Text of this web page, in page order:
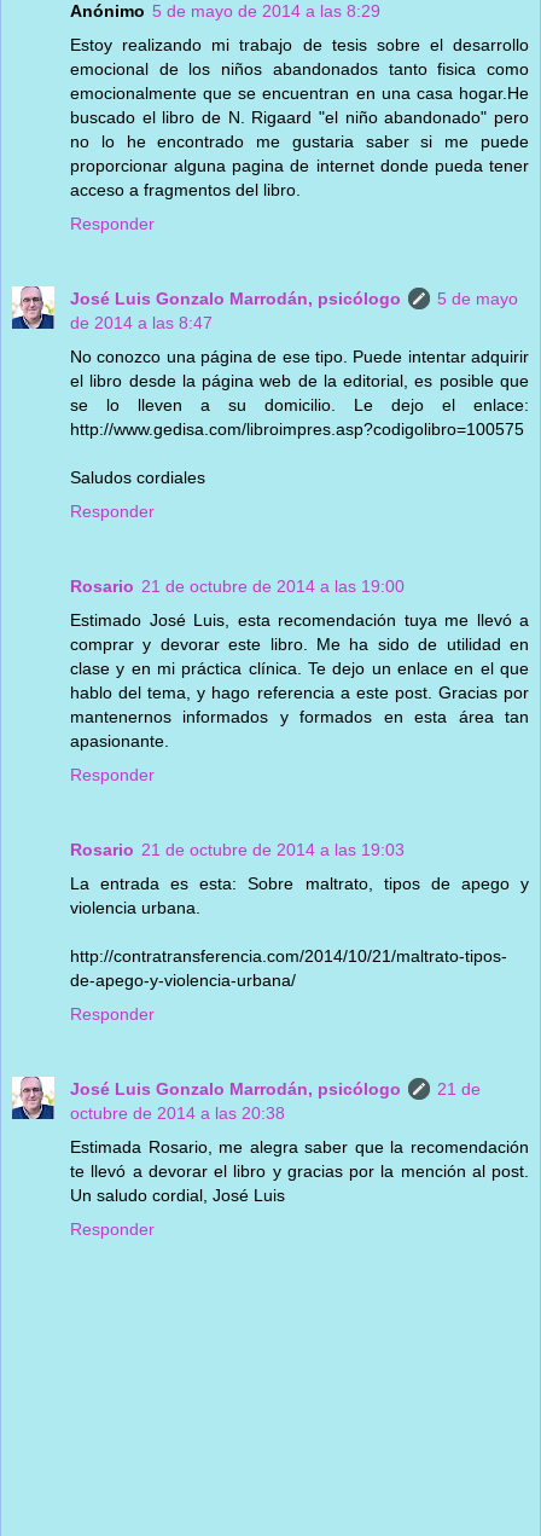
Anónimo 5 de mayo de 2014 a las 8:29
Estoy realizando mi trabajo de tesis sobre el desarrollo
emocional de los niños abandonados tanto fisica como
emocionalmente que se encuentran en una casa hogar.He
buscado el libro de N. Rigaard "el niño abandonado" pero
no lo he encontrado me gustaria saber si me puede
proporcionar alguna pagina de internet donde pueda tener
acceso a fragmentos del libro.
Responder
José Luis Gonzalo Marrodán, psicólogo
5 de mayo
de 2014 a las 8:47
No conozco una página de ese tipo. Puede intentar adquirir
el libro desde la página web de la editorial, es posible que
se lo lleven a su domicilio. Le dejo el enlace:
http://www.gedisa.com/libroimpres.asp?codigolibro=100575
Saludos cordiales
Responder
Rosario 21 de octubre de 2014 a las 19:00
Estimado José Luis, esta recomendación tuya me llevó a
comprar y devorar este libro. Me ha sido de utilidad en
clase y en mi práctica clínica. Te dejo un enlace en el que
hablo del tema, y hago referencia a este post. Gracias por
mantenernos informados y formados en esta área tan
apasionante.
Responder
Rosario 21 de octubre de 2014 a las 19:03
La entrada es esta: Sobre maltrato, tipos de apego y
violencia urbana.
http://contratransferencia.com/2014/10/21/maltrato-tipos-
de-apego-y-violencia-urbana/
Responder
José Luis Gonzalo Marrodán, psicólogo
21 de
octubre de 2014 a las 20:38
Estimada Rosario, me alegra saber que la recomendación
te llevó a devorar el libro y gracias por la mención al post.
Un saludo cordial, José Luis
Responder